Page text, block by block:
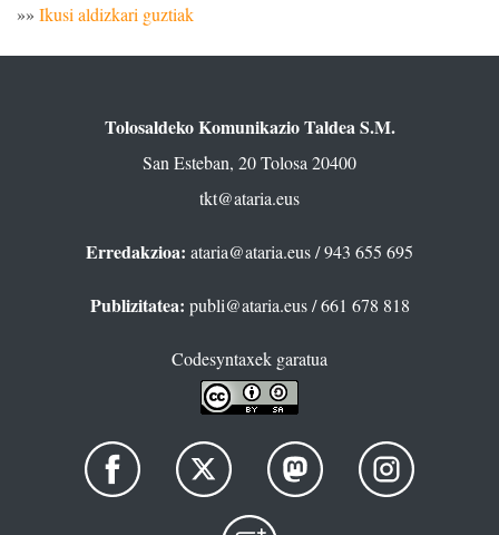
»» Ikusi aldizkari guztiak
Tolosaldeko Komunikazio Taldea S.M.
San Esteban, 20 Tolosa 20400
tkt@ataria.eus
Erredakzioa: ataria@ataria.eus/ 943 655 695
Publizitatea: publi@ataria.eus/ 661 678 818
Codesyntaxek garatua